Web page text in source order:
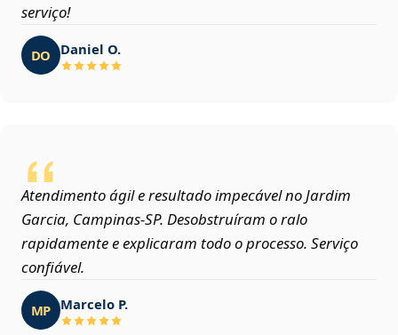
serviço!
DO Daniel O.
Atendimento ágil e resultado impecável no Jardim
Garcia, Campinas‑SP. Desobstruíram o ralo
rapidamente e explicaram todo o processo. Serviço
confiável.
MP Marcelo P.